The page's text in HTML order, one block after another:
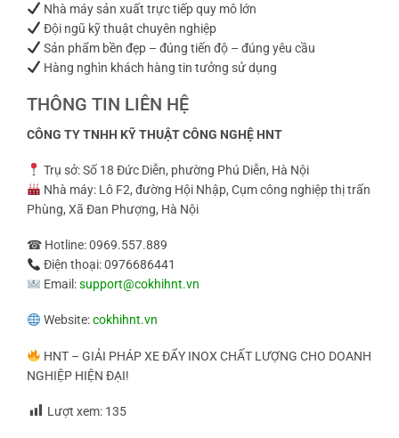
Nhà máy sản xuất trực tiếp quy mô lớn
Đội ngũ kỹ thuật chuyên nghiệp
Sản phẩm bền đẹp – đúng tiến độ – đúng yêu cầu
Hàng nghìn khách hàng tin tưởng sử dụng
THÔNG TIN LIÊN HỆ
CÔNG TY TNHH KỸ THUẬT CÔNG NGHỆ HNT
Trụ sở: Số 18 Đức Diễn, phường Phú Diễn, Hà Nội
Nhà máy: Lô F2, đường Hội Nhập, Cụm công nghiệp thị trấn
Phùng, Xã Đan Phượng, Hà Nội
☎ Hotline: 0969.557.889
Điện thoại: 0976686441
Email:support@cokhihnt.vn
Website:cokhihnt.vn
HNT – GIẢI PHÁP XE ĐẨY INOX CHẤT LƯỢNG CHO DOANH
NGHIỆP HIỆN ĐẠI!
Lượt xem: 135